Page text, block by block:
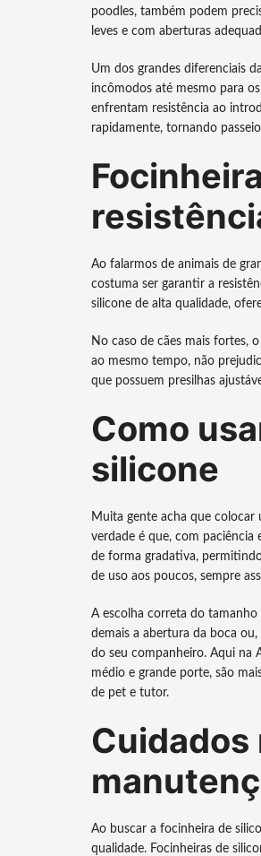
poodles, também podem
leves e com aberturas
Um dos grandes diferenciais da
incômodos até mesmo para
enfrentam resistência ao
rapidamente, tornando
Ao falarmos de animais de
costuma ser garantir a
silicone de alta qualidade,
No caso de cães mais fortes,
ao mesmo tempo, não
que possuem presilhas
Como
silicone
Muita gente acha que colocar
verdade é que, com paciência
de forma gradativa,
de uso aos poucos, sempre
A escolha correta do
demais a abertura da boca
do seu companheiro. Aqui na
médio e grande porte, são
de pet e tutor.
Cuidados
Ao buscar a focinheira de
qualidade. Focinheiras de